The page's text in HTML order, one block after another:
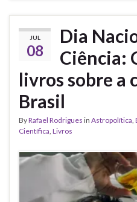
JUL
08
Dia
Ciência:
livros sobre a
Brasil
ByRafael Rodrigues in Astropolítica
Científica Livros